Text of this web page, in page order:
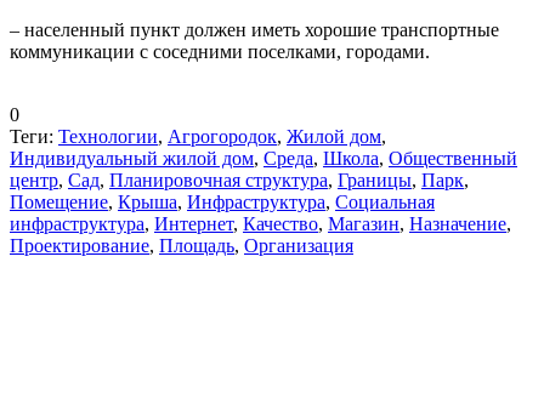
– населенный пункт должен иметь хорошие транспортные
коммуникации с соседними поселками, городами.
0
Теги: Технологии, Агрогородок, Жилой дом,
Индивидуальный жилой дом, Среда, Школа, Общественный
центр, Сад, Планировочная структура, Границы, Парк,
Помещение, Крыша, Инфраструктура, Социальная
инфраструктура, Интернет, Качество, Магазин, Назначение,
Проектирование, Площадь, Организация